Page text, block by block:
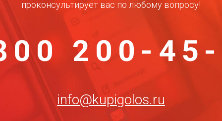
проконсультирует вас по любому вопросу!
200-
info@kupigolos.ru